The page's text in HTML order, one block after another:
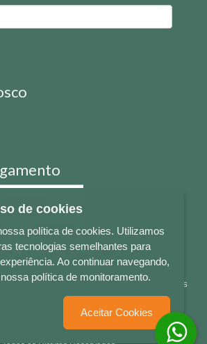
0001-20 - Térreo Bourbon Shopping - AV. NAÇÕES
- RIO BRANCO - - NOVO HAMBURGO - RS
de cookies
política de cookies. Utilizamos
tecnologias semelhantes para
Ao continuar navegando,
política de monitoramento.
Aceitar Cookies